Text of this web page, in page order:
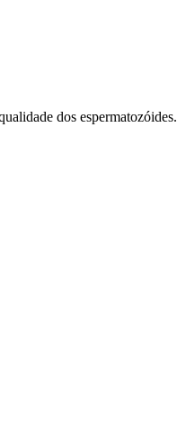
dos espermatozóides.